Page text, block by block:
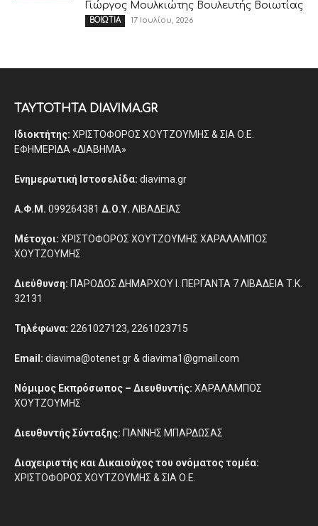
Γιώργος Μουλκιώτης Βουλευτής Βοιωτίας
ΒΟΙΩΤΙΑ 17 Ιουλίου, 2026
ΤΑΥΤΟΤΗΤΑ DIAVIMA.GR
Ιδιοκτήτης: ΧΡΙΣΤΟΦΟΡΟΣ ΧΟΥΤΖΟΥΜΗΣ & ΣΙΑ Ο.Ε.
ΕΦΗΜΕΡΙΔΑ «ΔΙΑΒΗΜΑ»
Ενημερωτική Ιστοσελίδα: diavima.gr
Α.Φ.Μ. 099264381 Δ.Ο.Υ. ΛΙΒΑΔΕΙΑΣ
Μέτοχοι: ΧΡΙΣΤΟΦΟΡΟΣ ΧΟΥΤΖΟΥΜΗΣ ΧΑΡΑΛΑΜΠΟΣ
ΧΟΥΤΖΟΥΜΗΣ
Διεύθυνση: ΠΑΡΟΔΟΣ ΔΗΜΑΡΧΟΥ Ι. ΠΕΡΓΑΝΤΑ 7 ΛΙΒΑΔΕΙΑ Τ.Κ.
32131
Τηλέφωνα: 2261027123, 2261023715
Email: diavima@otenet.gr & diavima1@gmail.com
Νόμιμος Εκπρόσωπος – Διευθυντής: ΧΑΡΑΛΑΜΠΟΣ
ΧΟΥΤΖΟΥΜΗΣ
Διευθυντής Σύνταξης: ΓΙΑΝΝΗΣ ΜΠΑΡΔΩΣΑΣ
Διαχειριστής και Δικαιούχος του ονόματος τομέα:
ΧΡΙΣΤΟΦΟΡΟΣ ΧΟΥΤΖΟΥΜΗΣ & ΣΙΑ Ο.Ε.